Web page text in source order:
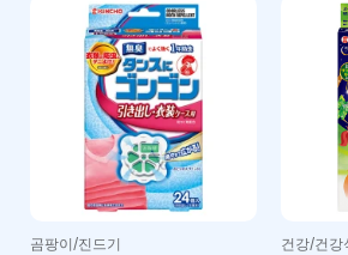
곰팡이/진드기 건강/건강